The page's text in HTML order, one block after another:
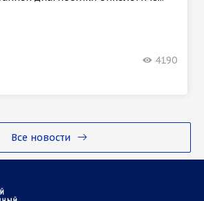
Все новости
4190